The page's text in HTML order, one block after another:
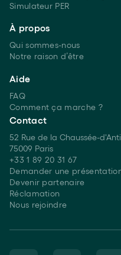
Simulateur PER
À propos
Qui sommes-nous
Notre raison d’être
Aide
FAQ
Comment ça marche ?
Contact
52 Rue de la Chaussée-
75009 Paris
+33 1 89 20 31 67
Demander une
Devenir partenaire
Réclamation
Nous rejoindre